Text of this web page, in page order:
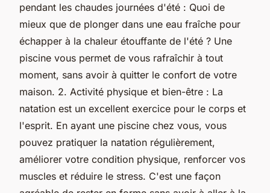
pendant les chaudes journées d'été : Quoi de
mieux que de plonger dans une eau fraîche pour
échapper à la chaleur étouffante de l'été ? Une
piscine vous permet de vous rafraîchir à tout
moment, sans avoir à quitter le confort de votre
maison. 2. Activité physique et bien-être : La
natation est un excellent exercice pour le corps et
l'esprit. En ayant une piscine chez vous, vous
pouvez pratiquer la natation régulièrement,
améliorer votre condition physique, renforcer vos
muscles et réduire le stress. C'est une façon